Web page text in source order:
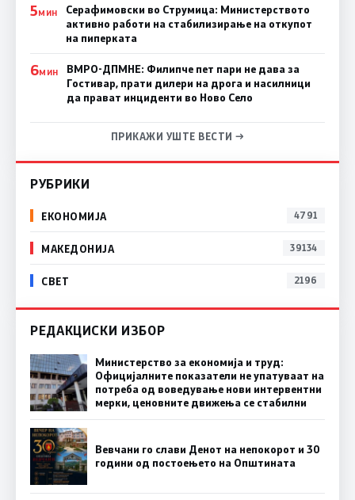
5МИН
Серафимовски во Струмица: Министерството
активно работи на стабилизирање на откупот
на пиперката
6МИН
ВМРО-ДПМНЕ: Филипче пет пари не дава за
Гостивар, прати дилери на дрога и насилници
да прават инциденти во Ново Село
ПРИКАЖИ УШТЕ ВЕСТИ →
РУБРИКИ
ЕКОНОМИЈА 4791
МАКЕДОНИЈА 39134
СВЕТ 2196
РЕДАКЦИСКИ ИЗБОР
Министерство за економија и труд:
Официјалните показатели не упатуваат на
потреба од воведување нови интервентни
мерки, ценовните движења се стабилни
Вевчани го слави Денот на непокорот и 30
години од постоењето на Општината